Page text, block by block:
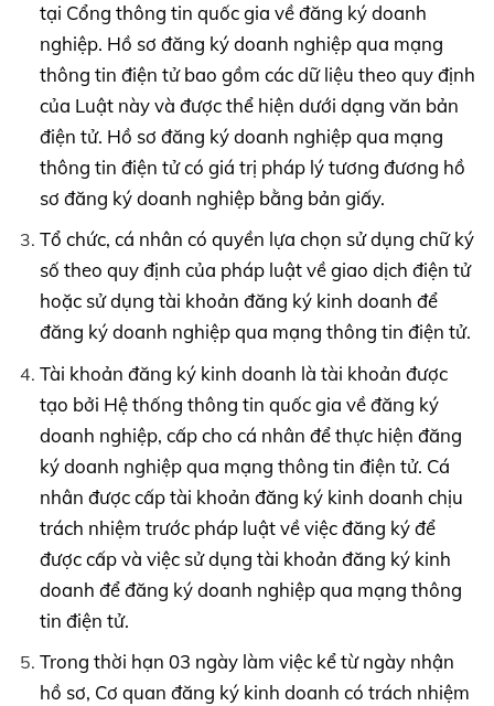
tại Cổng thông tin quốc gia về đăng ký doanh
nghiệp. Hồ sơ đăng ký doanh nghiệp qua mạng
thông tin điện tử bao gồm các dữ liệu theo quy định
của Luật này và được thể hiện dưới dạng văn bản
điện tử. Hồ sơ đăng ký doanh nghiệp qua mạng
thông tin điện tử có giá trị pháp lý tương đương hồ
sơ đăng ký doanh nghiệp bằng bản giấy.
Tổ chức, cá nhân có quyền lựa chọn sử dụng chữ ký
số theo quy định của pháp luật về giao dịch điện tử
hoặc sử dụng tài khoản đăng ký kinh doanh để
đăng ký doanh nghiệp qua mạng thông tin điện tử.
Tài khoản đăng ký kinh doanh là tài khoản được
tạo bởi Hệ thống thông tin quốc gia về đăng ký
doanh nghiệp, cấp cho cá nhân để thực hiện đăng
ký doanh nghiệp qua mạng thông tin điện tử. Cá
nhân được cấp tài khoản đăng ký kinh doanh chịu
trách nhiệm trước pháp luật về việc đăng ký để
được cấp và việc sử dụng tài khoản đăng ký kinh
doanh để đăng ký doanh nghiệp qua mạng thông
tin điện tử.
Trong thời hạn 03 ngày làm việc kể từ ngày nhận
hồ sơ, Cơ quan đăng ký kinh doanh có trách nhiệm